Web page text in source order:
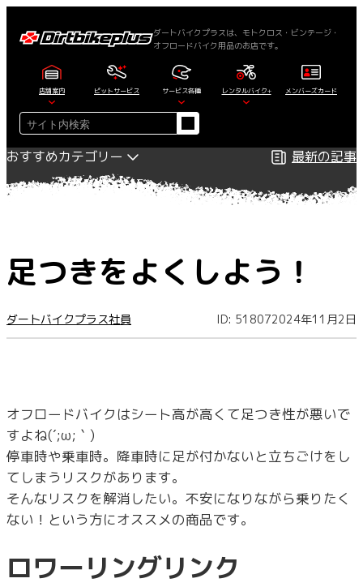
ダートバイクプラスは、モトクロス・ビンテージ・
オフロードバイク用品のお店です。
店舗案内 ピットサービス サービス各種 レンタルバイク+ メンバーズカード
検
索
おすすめカテゴリー
最新の記事
足つきをよくしよう！
ダートバイクプラス社員 ID: 518072024年11月2日
オフロードバイクはシート高が高くて足つき性が悪いで
すよね(´;ω;｀)
停車時や乗車時。降車時に足が付かないと立ちごけをし
てしまうリスクがあります。
そんなリスクを解消したい。不安になりながら乗りたく
ない！という方にオススメの商品です。
ロワーリングリンク